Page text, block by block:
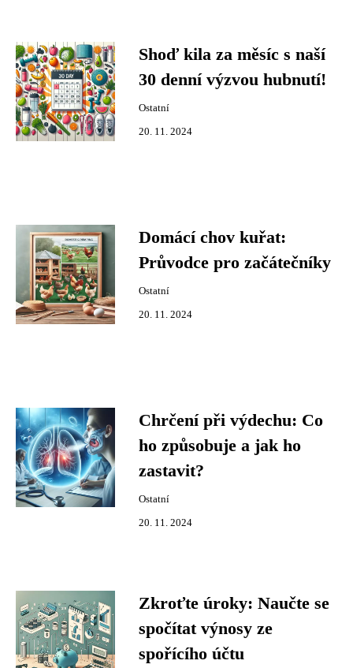
Shoď kila za měsíc s naší
30 denní výzvou hubnutí!
Ostatní
20. 11. 2024
Domácí chov kuřat:
Průvodce pro začátečníky
Ostatní
20. 11. 2024
Chrčení při výdechu: Co
ho způsobuje a jak ho
zastavit?
Ostatní
20. 11. 2024
Zkroťte úroky: Naučte se
spočítat výnosy ze
spořícího účtu